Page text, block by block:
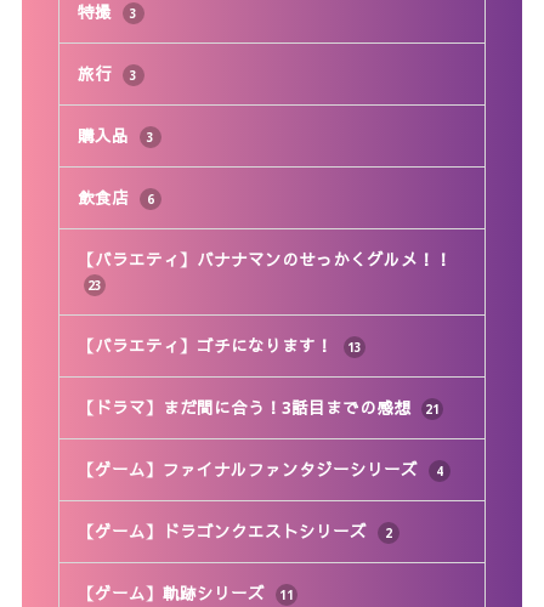
特撮 3
旅行 3
購入品 3
飲食店 6
【バラエティ】バナナマンのせっかくグルメ！！
23
【バラエティ】ゴチになります！ 13
【ドラマ】まだ間に合う！3話目までの感想 21
【ゲーム】ファイナルファンタジーシリーズ 4
【ゲーム】ドラゴンクエストシリーズ 2
【ゲーム】軌跡シリーズ 11